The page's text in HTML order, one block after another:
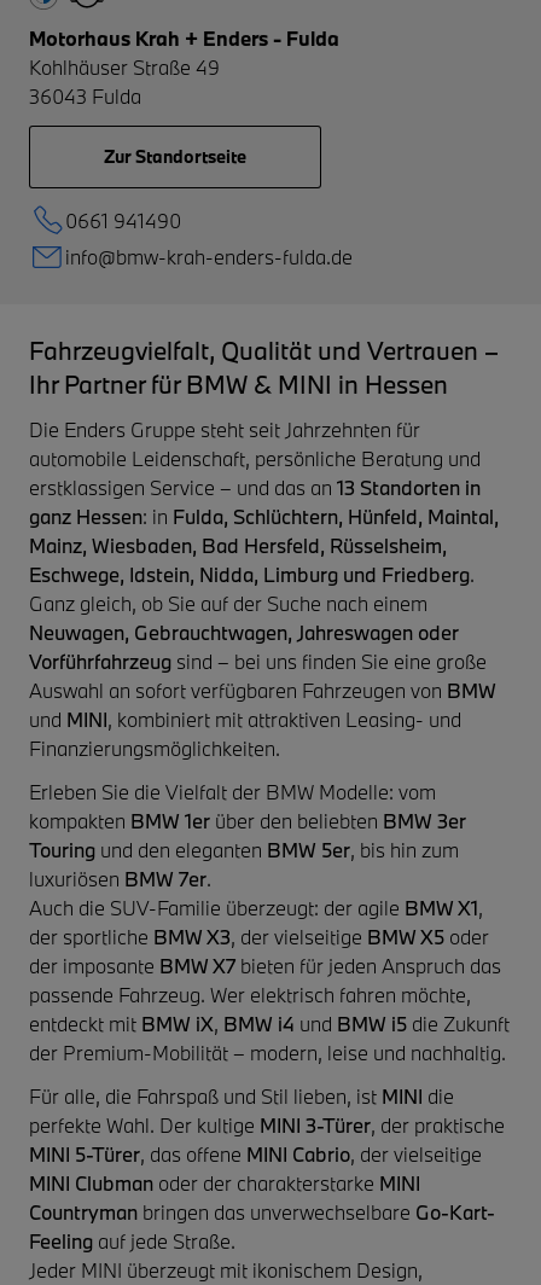
Motorhaus Krah + Enders - Fulda
Kohlhäuser Straße 49
36043 Fulda
Zur Standortseite
0661 941490
info@bmw-krah-enders-fulda.de
Fahrzeugvielfalt, Qualität und Vertrauen –
Ihr Partner für BMW & MINI in Hessen
Die Enders Gruppe steht seit Jahrzehnten für
automobile Leidenschaft, persönliche Beratung und
erstklassigen Service – und das an 13 Standorten in
ganz Hessen: in Fulda, Schlüchtern, Hünfeld, Maintal,
Mainz, Wiesbaden, Bad Hersfeld, Rüsselsheim,
Eschwege, Idstein, Nidda, Limburg und Friedberg.
Ganz gleich, ob Sie auf der Suche nach einem
Neuwagen, Gebrauchtwagen, Jahreswagen oder
Vorführfahrzeug sind – bei uns finden Sie eine große
Auswahl an sofort verfügbaren Fahrzeugen von BMW
und MINI, kombiniert mit attraktiven Leasing- und
Finanzierungsmöglichkeiten.
Erleben Sie die Vielfalt der BMW Modelle: vom
kompakten BMW 1er über den beliebten BMW 3er
Touring und den eleganten BMW 5er, bis hin zum
luxuriösen BMW 7er.
Auch die SUV-Familie überzeugt: der agile BMW X1,
der sportliche BMW X3, der vielseitige BMW X5 oder
der imposante BMW X7 bieten für jeden Anspruch das
passende Fahrzeug. Wer elektrisch fahren möchte,
entdeckt mit BMW iX, BMW i4 und BMW i5 die Zukunft
der Premium-Mobilität – modern, leise und nachhaltig.
Für alle, die Fahrspaß und Stil lieben, ist MINI die
perfekte Wahl. Der kultige MINI 3-Türer, der praktische
MINI 5-Türer, das offene MINI Cabrio, der vielseitige
MINI Clubman oder der charakterstarke MINI
Countryman bringen das unverwechselbare Go-Kart-
Feeling auf jede Straße.
Jeder MINI überzeugt mit ikonischem Design,